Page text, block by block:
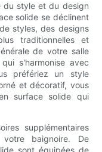
du style et du design
solide se déclinent
styles, des designs
traditionnelles et
de votre salle
s'harmonise avec
préfériez un style
et décoratif, vous
surface solide qui
supplémentaires
baignoire. De